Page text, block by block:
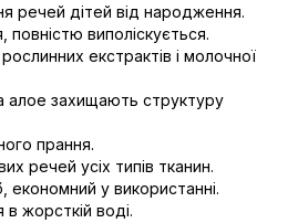
речей дітей від народження.
виполіскується.
екстрактів і молочної
алое захищають структуру
прання.
речей усіх типів тканин.
економний у використанні.
жорсткій воді.